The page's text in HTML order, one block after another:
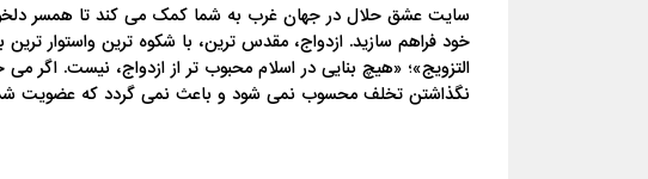
سایت عشق حلال در جهان غرب به شما کمک می کند تا همسر دلخواه
خود فراهم سازید. ازدواج، مقدس ترین، با شکوه ترین واستوار
التزویج»؛ «هیچ بنایى در اسلام محبوب تر از ازدواج، نیست. اگر
نگذاشتن تخلف محسوب نمی شود و باعث نمی گردد که عضویت